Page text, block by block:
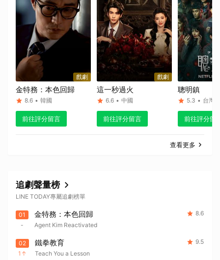
戲劇
金特務：本色回歸
8.6 • 韓國
前往評分留言
戲劇
這一秒過火
6.6 • 中國
前往評分留言
聰明鎮
5.3 • 台灣
前往評分留
查看更多
追劇聲量榜
LINE TODAY專屬追劇榜單
01
-
金特務：本色回歸
Agent Kim Reactivated
8.6
02
1
鐵拳教育
Teach You a Lesson
9.5